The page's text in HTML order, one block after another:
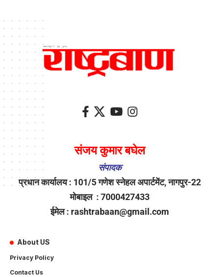
संजय कुमार बघेल
संपादक
प्रधान कार्यालय : 101/5 गणेश स्नेहल अपार्टमेंट, नागपुर-22
मोबाइल : 7000427433
ईमेल : rashtrabaan@gmail.com
About US
Privacy Policy
Contact Us